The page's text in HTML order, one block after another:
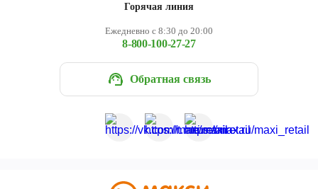
Горячая линия
Ежедневно с 8:30 до 20:00
8-800-100-27-27
Обратная связь